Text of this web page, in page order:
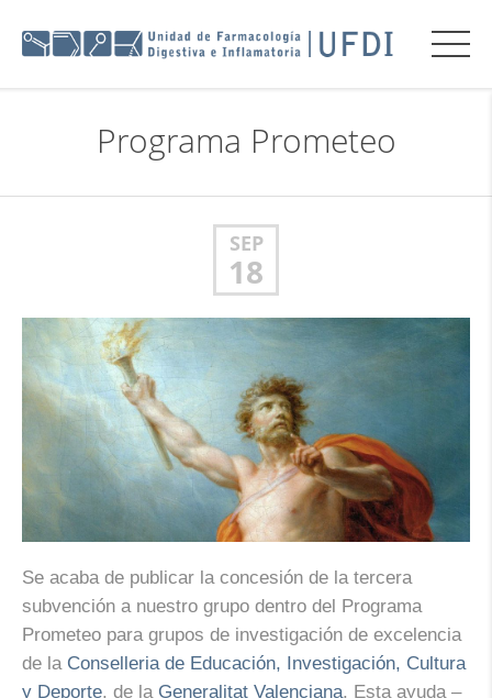
Programa Prometeo
SEP
18
Se acaba de publicar la concesión de la tercera
subvención a nuestro grupo dentro del Programa
Prometeo para grupos de investigación de excelencia
de la Conselleria de Educación, Investigación, Cultura
y Deporte, de la Generalitat Valenciana. Esta ayuda –